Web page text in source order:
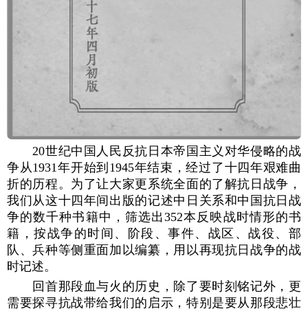
20世纪中国人民反抗日本帝国主义对华侵略的战
争从1931年开始到1945年结束，经过了十四年艰难曲
折的历程。为了让大家更系统全面的了解抗日战争，
我们从这十四年间出版的记述中日关系和中国抗日战
争的数千种书籍中，筛选出352本反映战时情形的书
籍，按战争的时间、阶段、事件、战区、战役、部
队、兵种等侧重面加以编纂，用以再现抗日战争的战
时记述。
回首那段血与火的历史，除了要时刻铭记外，更
需要探寻抗战带给我们的启示，特别是要从那段悲壮